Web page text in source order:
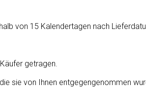
von 15 Kalendertagen nach
getragen.
sie von Ihnen entgegengenommen